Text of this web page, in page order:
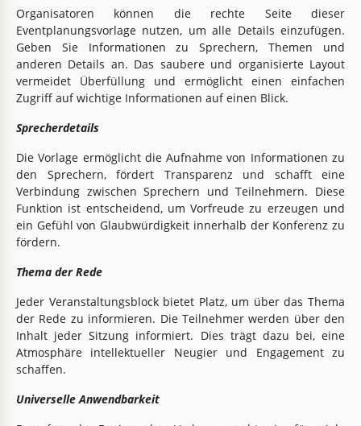
Organisatoren können die rechte Seite dieser
Eventplanungsvorlage nutzen, um alle Details einzufügen.
Geben Sie Informationen zu Sprechern, Themen und
anderen Details an. Das saubere und organisierte Layout
vermeidet Überfüllung und ermöglicht einen einfachen
Zugriff auf wichtige Informationen auf einen Blick.
Sprecherdetails
Die Vorlage ermöglicht die Aufnahme von Informationen zu
den Sprechern, fördert Transparenz und schafft eine
Verbindung zwischen Sprechern und Teilnehmern. Diese
Funktion ist entscheidend, um Vorfreude zu erzeugen und
ein Gefühl von Glaubwürdigkeit innerhalb der Konferenz zu
fördern.
Thema der Rede
Jeder Veranstaltungsblock bietet Platz, um über das Thema
der Rede zu informieren. Die Teilnehmer werden über den
Inhalt jeder Sitzung informiert. Dies trägt dazu bei, eine
Atmosphäre intellektueller Neugier und Engagement zu
schaffen.
Universelle Anwendbarkeit